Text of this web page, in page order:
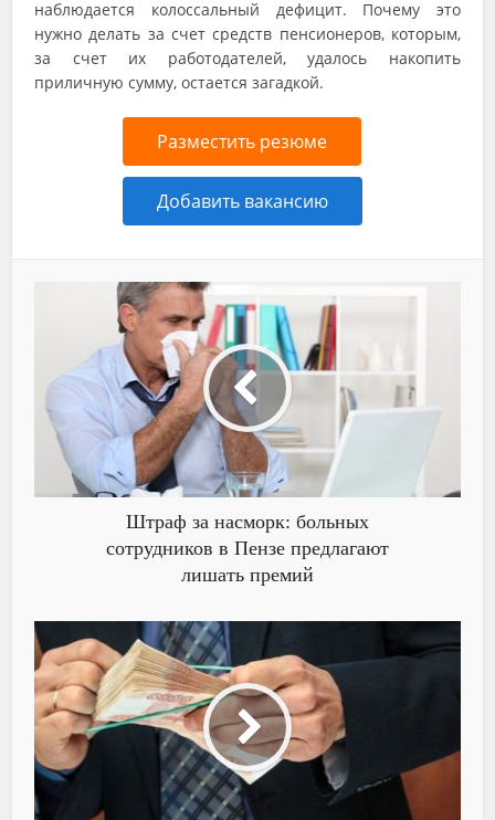
наблюдается колоссальный дефицит. Почему это
нужно делать за счет средств пенсионеров, которым,
за счет их работодателей, удалось накопить
приличную сумму, остается загадкой.
Разместить резюме
Добавить вакансию
Штраф за насморк: больных
сотрудников в Пензе предлагают
лишать премий